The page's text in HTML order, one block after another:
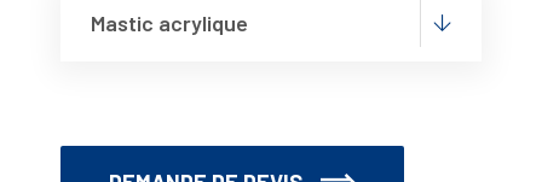
Mastic acrylique